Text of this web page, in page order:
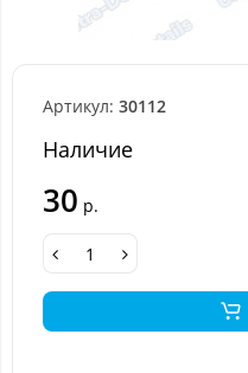
Артикул: 30112
Наличие
30 р.